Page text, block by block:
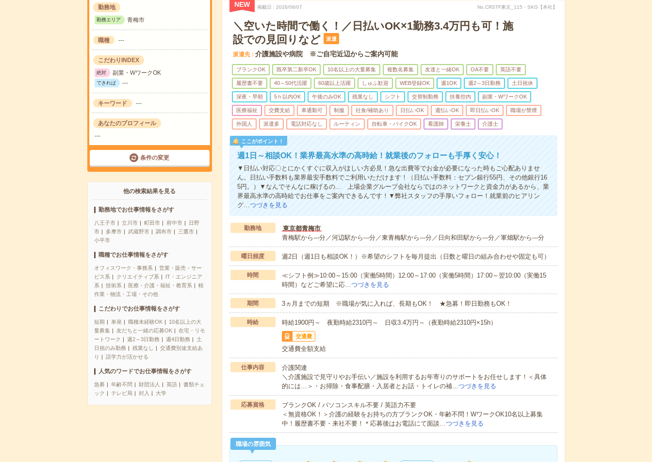
勤務地
勤務エリア 青梅市
職種 ---
こだわりINDEX
絶対 副業・WワークOK
できれば ---
キーワード ---
あなたのプロフィール
---
条件の変更
他の検索結果を見る
勤務地でお仕事情報をさがす
八王子市 立川市 町田市 府中市
日野
市
多摩市 武蔵野市 調布市
三鷹市
小平市
職種でお仕事情報をさがす
オフィスワーク・事務系
営業・販売・サー
ビス系
クリエイティブ系
IT・エンジニア
系
技術系 医療・介護・福祉・教育系
軽
作業・物流・工場・その他
こだわりでお仕事情報をさがす
短期 単発 職種未経験OK
10名以上の大
量募集
友だちと一緒の応募OK
在宅・リモ
ートワーク
週2～3日勤務 週4日勤務
土
日祝のみ勤務
残業なし
交通費別途支給あ
り
語学力が活かせる
人気のワードでお仕事情報をさがす
急募 年齢不問 財団法人 英語
書類チェ
ック
テレビ局 封入 大学
NEW 掲載日 2026/08/07 No.CRSTF東京_115・SKG【本社】
＼空いた時間で働く！／日払いOK×1勤務3.4万円も可！施
設での見回りなど
派遣
派遣先 介護施設や病院 ※ご自宅近辺からご案内可能
ブランクOK 既卒第二新卒OK 10名以上の大量募集 複数名募集 友達と一緒OK OA不要 英語不要
履歴書不要 40～50代活躍 60歳以上活躍 しゅふ歓迎 WEB登録OK 週1OK 週2～3日勤務 土日祝休
深夜・早朝 5ｈ以内OK 午後のみOK 残業なし シフト 交替制勤務 扶養控内 副業・WワークOK
医療福祉 交費支給 車通勤可 制服 社食/補助あり 日払いOK 週払いOK 即日払いOK 職場が禁煙
外国人 派遣多 電話対応なし ルーティン 自転車・バイクOK 看護師 栄養士 介護士
ここがポイント！
週1日～相談OK！業界最高水準の高時給！就業後のフォローも手厚く安心！
▼日払い対応〇とにかくすぐに収入がほしい方必見！急な出費等でお金が必要になった時もご心配ありませ
ん。日払い手数料も業界最安手数料でご利用いただけます！（日払い手数料：セブン銀行55円、その他銀行16
5円。）▼なんでそんなに稼げるの... 上場企業グループ会社ならではのネットワークと資金力があるから、業
界最高水準の高時給でお仕事をご案内できるんです！▼弊社スタッフの手厚いフォロー！就業前のヒアリン
グ…つづきを見る
勤務地
東京都青梅市
青梅駅から---分／河辺駅から---分／東青梅駅から---分／日向和田駅から---分／軍畑駅から---分
曜日頻度 週2日（週1日も相談OK！）※希望のシフトを毎月提出（日数と曜日の組み合わせや固定も可）
時間
≪シフト例≫10:00～15:00（実働5時間）12:00～17:00（実働5時間）17:00～翌10:00（実働15
時間）などご希望に応…つづきを見る
期間 3ヵ月までの短期 ※職場が気に入れば、長期もOK！ ★急募！即日勤務もOK！
時給 時給1900円～ 夜勤時給2310円～ 日収3.4万円～（夜勤時給2310円×15h）
交通費
交通費全額支給
仕事内容
介護関連
＼介護施設で見守りやお手伝い／施設を利用するお年寄りのサポートをお任せします！＜具体
的には…＞・お掃除・食事配膳・入居者とお話・トイレの補…つづきを見る
応募資格
ブランクOK / パソコンスキル不要 / 英語力不要
＜無資格OK！＞介護の経験をお持ちの方ブランクOK・年齢不問！WワークOK10名以上募集
中！履歴書不要・来社不要！＊応募後はお電話にて面談…つづきを見る
職場の雰囲気